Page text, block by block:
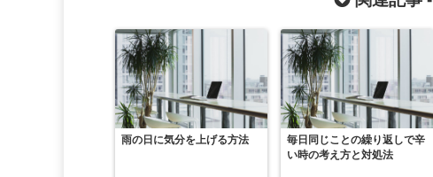
雨の日に気分を上げる方法
毎日同じことの繰り返しで辛
い時の考え方と対処法